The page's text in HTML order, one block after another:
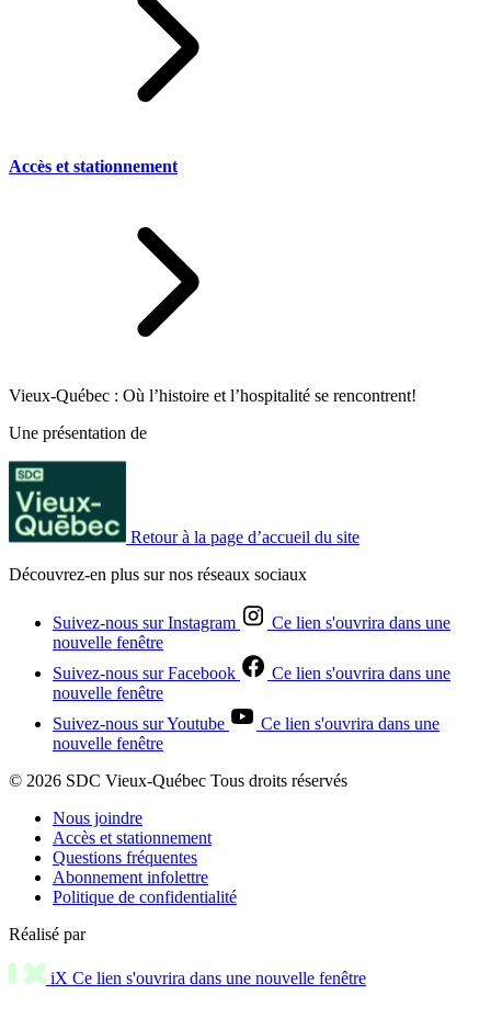
Accès et stationnement
Vieux-Québec : Où l’histoire et l’hospitalité se rencontrent!
Une présentation de
Retour à la page d’accueil du site
Découvrez-en plus sur nos réseaux sociaux
Suivez-nous sur Instagram
Ce lien s'ouvrira dans une
nouvelle fenêtre
Suivez-nous sur Facebook
Ce lien s'ouvrira dans une
nouvelle fenêtre
Suivez-nous sur Youtube
Ce lien s'ouvrira dans une
nouvelle fenêtre
© 2026 SDC Vieux-Québec Tous droits réservés
Nous joindre
Accès et stationnement
Questions fréquentes
Abonnement infolettre
Politique de confidentialité
Réalisé par
iX Ce lien s'ouvrira dans une nouvelle fenêtre